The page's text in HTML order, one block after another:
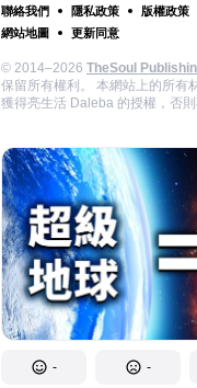
聯絡我們 隱私政策 版權政策
網站地圖
更新同意
© 2014–2026 TheSoul
保留所有權利。 本網站上的所有
獲得亮生活 Daleba 的授權，否
- -